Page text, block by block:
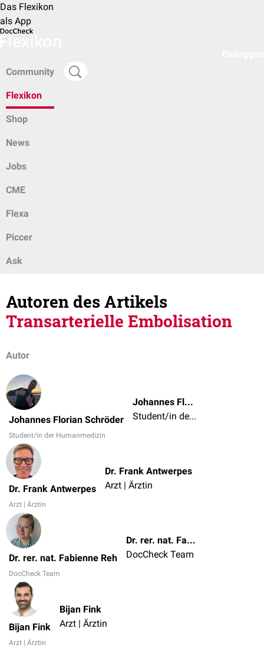
Das Flexikon
als App
Community
Flexikon
Shop
News
Jobs
CME
Flexa
Piccer
Ask
Autoren des Artikels
Transarterielle Embolisation
Autor
Johannes Florian Schröder
Student/in der Humanmedizin
Johannes Florian Schröder
Student/in der Humanmedizin
Dr. Frank Antwerpes
Arzt | Ärztin
Dr. Frank Antwerpes
Arzt | Ärztin
Dr. rer. nat. Fabienne Reh
DocCheck Team
Dr. rer. nat. Fabienne Reh
DocCheck Team
Bijan Fink
Arzt | Ärztin
Bijan Fink
Arzt | Ärztin